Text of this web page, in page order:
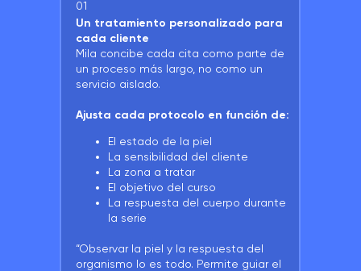
Un tratamiento personalizado para
cada cliente
Mila concibe cada cita como parte de
un proceso más largo, no como un
servicio aislado.
Ajusta cada protocolo en función de:
El estado de la piel
La sensibilidad del cliente
La zona a tratar
El objetivo del curso
La respuesta del cuerpo durante
la serie
“Observar la piel y la respuesta del
organismo lo es todo. Permite guiar el
01